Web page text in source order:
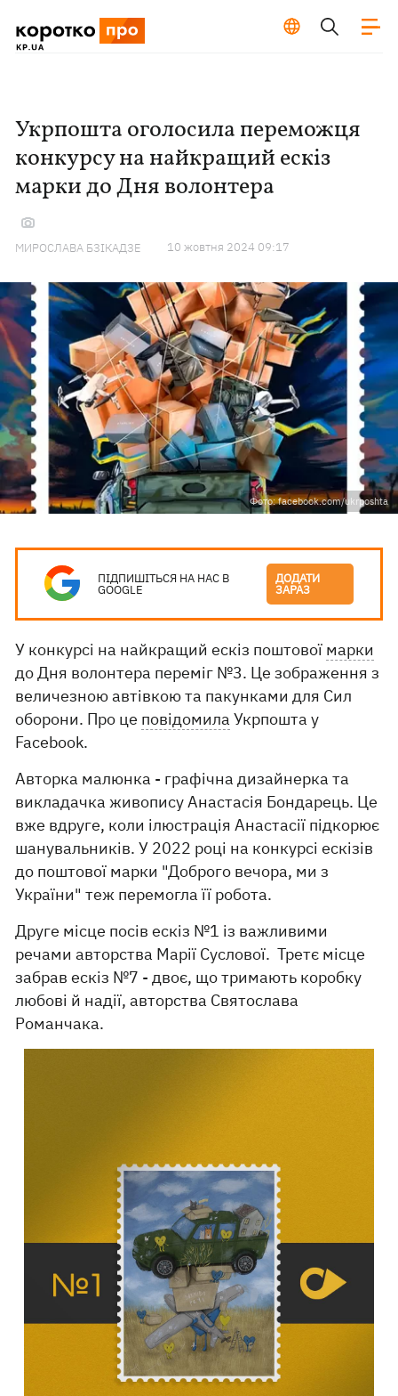
Укрпошта оголосила переможця
конкурсу на найкращий ескіз
марки до Дня волонтера
МИРОСЛАВА БЗІКАДЗЕ 10 жовтня 2024 09:17
Фото: facebook.com/ukrposhta
ПІДПИШІТЬСЯ НА НАС В
GOOGLE
ДОДАТИ
ЗАРАЗ
У конкурсі на найкращий ескіз поштової марки
до Дня волонтера переміг №3. Це зображення з
величезною автівкою та пакунками для Сил
оборони. Про це повідомила Укрпошта у
Facebook.
Авторка малюнка - графічна дизайнерка та
викладачка живопису Анастасія Бондарець. Це
вже вдруге, коли ілюстрація Анастасії підкорює
шанувальників. У 2022 році на конкурсі ескізів
до поштової марки "Доброго вечора, ми з
України" теж перемогла її робота.
Друге місце посів ескіз №1 із важливими
речами авторства Марії Суслової. Третє місце
забрав ескіз №7 - двоє, що тримають коробку
любові й надії, авторства Святослава
Романчака.